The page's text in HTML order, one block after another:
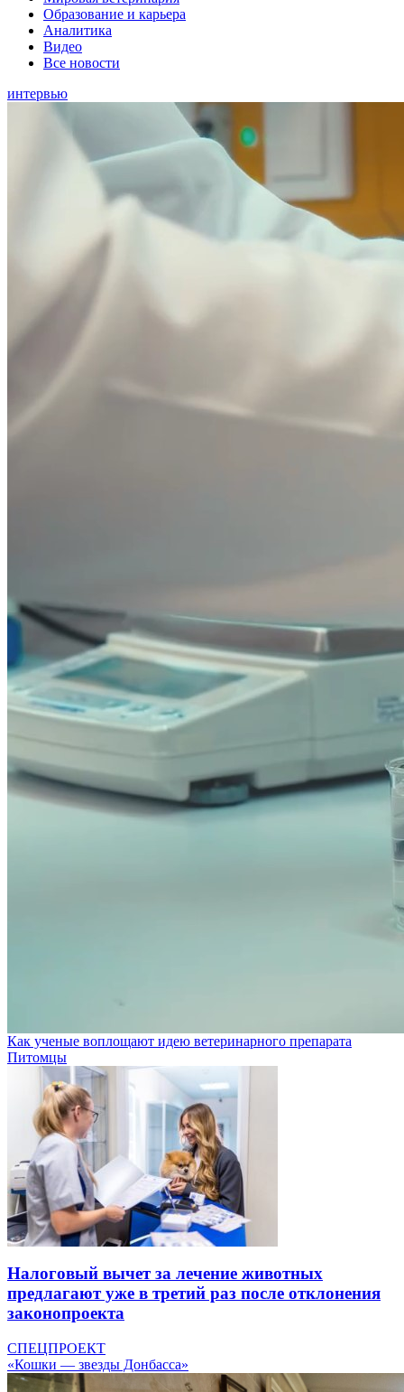
Образование и карьера
Аналитика
Видео
Все новости
интервью
Как ученые воплощают идею ветеринарного препарата
Питомцы
Налоговый вычет за лечение животных
предлагают уже в третий раз после отклонения
законопроекта
СПЕЦПРОЕКТ
«Кошки — звезды Донбасса»